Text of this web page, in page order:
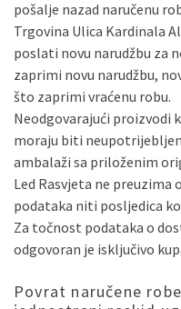
pošalje nazad naručenu
Trgovina Ulica Kardinala
poslati novu narudžbu za
zaprimi novu narudžbu,
što zaprimi vraćenu robu.
Neodgovarajući proizvodi
moraju biti
ambalaži sa priloženim
Led Rasvjeta ne
podataka niti posljedica
Za točnost podataka o
odgovoran je isključivo
Povrat naručene